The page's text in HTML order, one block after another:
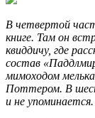
В четвертой
книге. Там он
квиддичу, где
состав
мимоходом
Поттером. В
и не упоминается.